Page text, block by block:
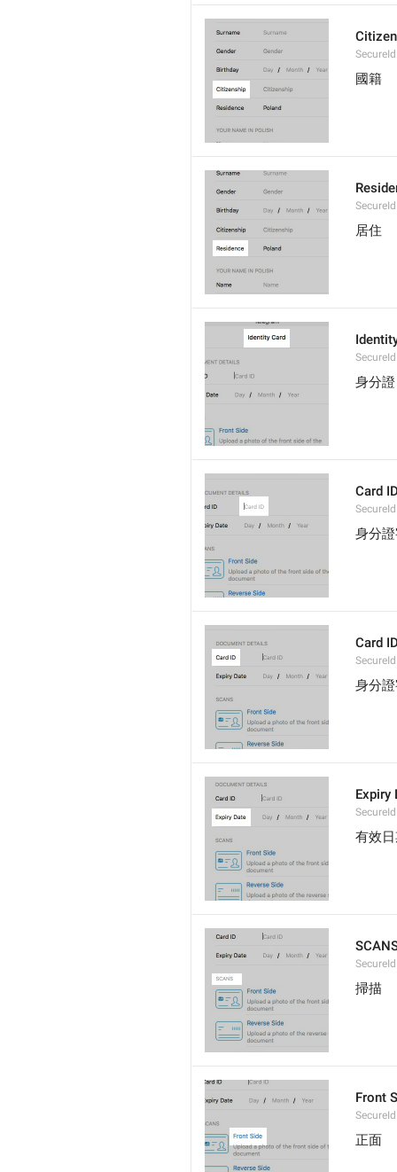
國籍
居住
身分證
Card
身分
Card
身分
Expiry
有效
掃描
Front
正面